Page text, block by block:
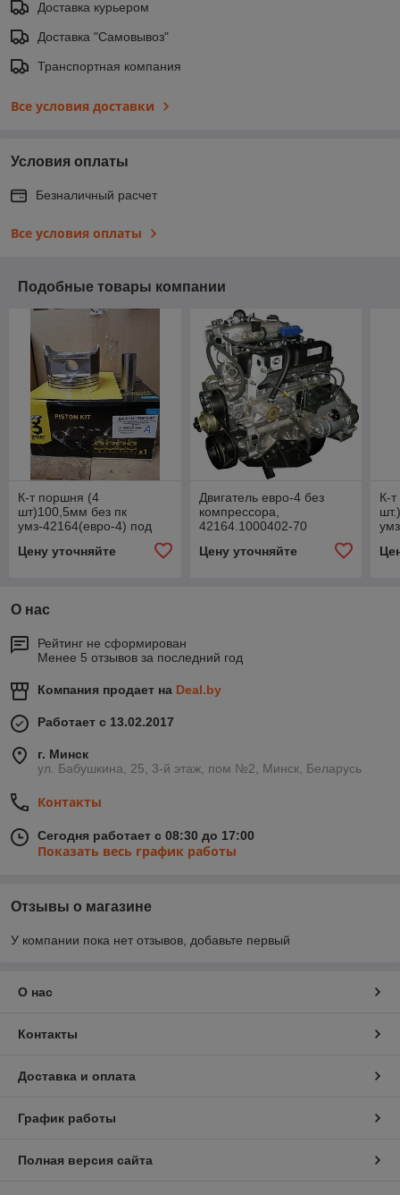
Доставка курьером
Доставка "Самовывоз"
Транспортная компания
Все условия доставки
Условия оплаты
Безналичный расчет
Все условия оплаты
Подобные товары компании
К-т поршня (4
шт)100,5мм без пк
умз-42164(евро-4) под
1004014-АР
Цену уточняйте
Двигатель евро-4 без
компрессора,
42164.1000402-70
Цену уточняйте
К-
О нас
Рейтинг не сформирован
Менее 5 отзывов за последний год
Компания продает на Deal.by
Работает с 13.02.2017
г. Минск
ул. Бабушкина, 25, 3-й этаж, пом №2, Минск, Беларусь
Контакты
Сегодня работает с 08:30 до 17:00
Показать весь график работы
Отзывы о магазине
У компании пока нет отзывов, добавьте первый
О нас
Контакты
Доставка и оплата
График работы
Полная версия сайта